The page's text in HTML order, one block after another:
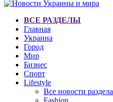
ВСЕ РАЗДЕЛЫ
Главная
Украина
Город
Мир
Бизнес
Спорт
Lifestyle
Все новости раздела
Fashion